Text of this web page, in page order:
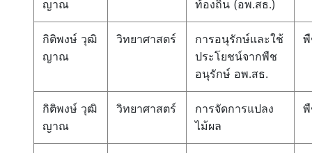
ญาณ
ท้องถิ่น (อพ.สธ.)
กิติพงษ์ วุฒิ
ญาณ
วิทยาศาสตร์
การอนุรักษ์และใช้
ประโยชน์จากพืช
อนุรักษ์ อพ.สธ.
กิติพงษ์ วุฒิ
ญาณ
วิทยาศาสตร์
การจัดการแปลง
ไม้ผล